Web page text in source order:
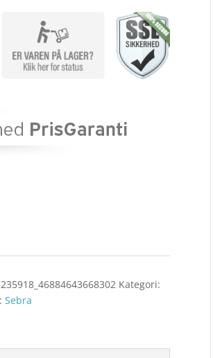
kr. 299,00.
pris
er:
kr. 239,20.
Kategori:
Sebra